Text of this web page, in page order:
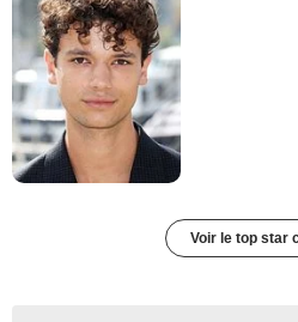
Voir le top star